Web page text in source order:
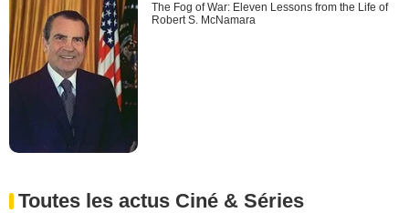
The Fog of War: Eleven Lessons from the Life of
Robert S. McNamara
Toutes les actus Ciné & Séries